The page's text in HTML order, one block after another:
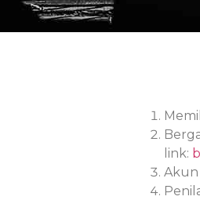
link:
Akun